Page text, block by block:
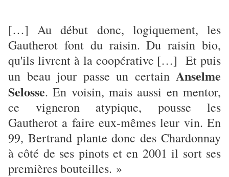
[…] Au début donc, logiquement, les
Gautherot font du raisin. Du raisin bio,
qu'ils livrent à la coopérative […] Et puis
un beau jour passe un certain Anselme
Selosse. En voisin, mais aussi en mentor,
ce vigneron atypique, pousse les
Gautherot a faire eux-mêmes leur vin. En
99, Bertrand plante donc des Chardonnay
à côté de ses pinots et en 2001 il sort ses
premières bouteilles. »